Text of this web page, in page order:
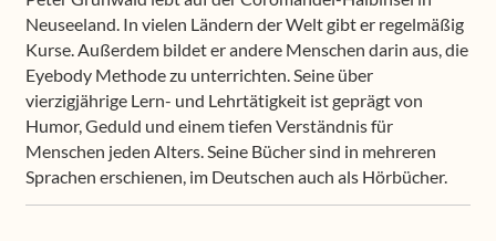
Neuseeland. In vielen Ländern der Welt gibt er regelmäßig
Kurse. Außerdem bildet er andere Menschen darin aus, die
Eyebody Methode zu unterrichten. Seine über
vierzigjährige Lern- und Lehrtätigkeit ist geprägt von
Humor, Geduld und einem tiefen Verständnis für
Menschen jeden Alters. Seine Bücher sind in mehreren
Sprachen erschienen, im Deutschen auch als Hörbücher.